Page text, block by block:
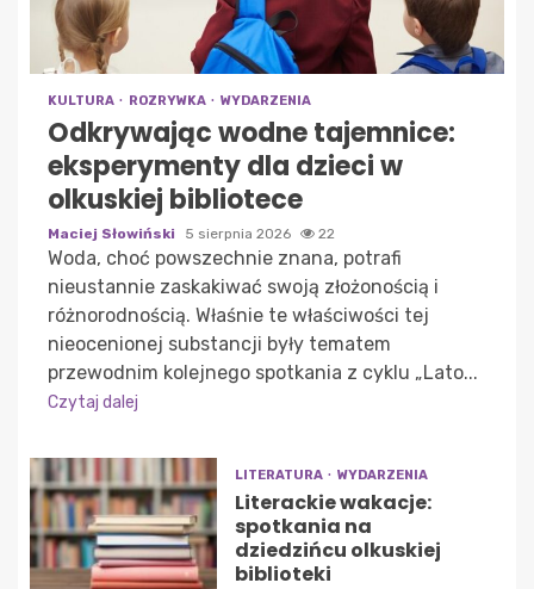
KULTURA ROZRYWKA WYDARZENIA
Odkrywając wodne tajemnice:
eksperymenty dla dzieci w
olkuskiej bibliotece
Maciej Słowiński 5 sierpnia 2026 22
Woda, choć powszechnie znana, potrafi
nieustannie zaskakiwać swoją złożonością i
różnorodnością. Właśnie te właściwości tej
nieocenionej substancji były tematem
przewodnim kolejnego spotkania z cyklu „Lato...
Czytaj dalej
LITERATURA WYDARZENIA
Literackie wakacje:
spotkania na
dziedzińcu olkuskiej
biblioteki